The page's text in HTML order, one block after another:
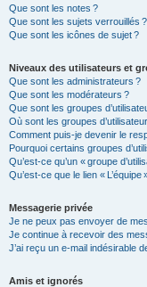
Que sont les notes ?
Que sont les sujets verrouillés ?
Que sont les icônes de sujet ?
Niveaux des utilisateurs et
Que sont les administrateurs ?
Que sont les modérateurs ?
Que sont les groupes
Où sont les groupes
Comment puis-je devenir le
Pourquoi certains groupes
Qu’est-ce qu’un « groupe
Qu’est-ce que le lien « L’équipe
Messagerie privée
Je ne peux pas envoyer de
Je continue à recevoir des
J’ai reçu un e-mail indésirable
Amis et ignorés